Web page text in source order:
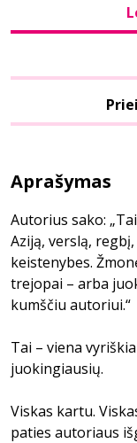
Aprašymas
Autorius sako:
Aziją, verslą,
keistenybes.
trejopai – arba
kumščiu autoriui.“
Tai – viena
juokingiausių.
Viskas kartu.
paties autoriaus